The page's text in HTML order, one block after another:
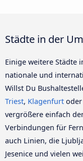
Städte in der
Einige weitere Städte
nationale und
Willst Du
Triest, Klagenfurt oder
vergrößere einfach
Verbindungen für
auch Linien, die
Jesenice und vielen